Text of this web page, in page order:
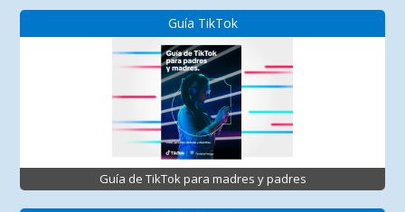
Guía TikTok
Guía de TikTok para madres y padres